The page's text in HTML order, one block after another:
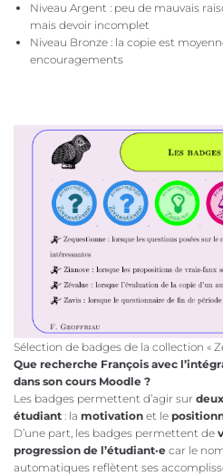
Niveau Argent : peu de mauvais
mais devoir incomplet
Niveau Bronze : la copie est
encouragements
Sélection de badges de la collection «
Que recherche François avec
dans son cours Moodle ?
Les badges permettent d’agir sur
étudiant : la motivation et le
D’une part, les badges permettent de
progression de l’étudiant·e car le
automatiques reflètent ses